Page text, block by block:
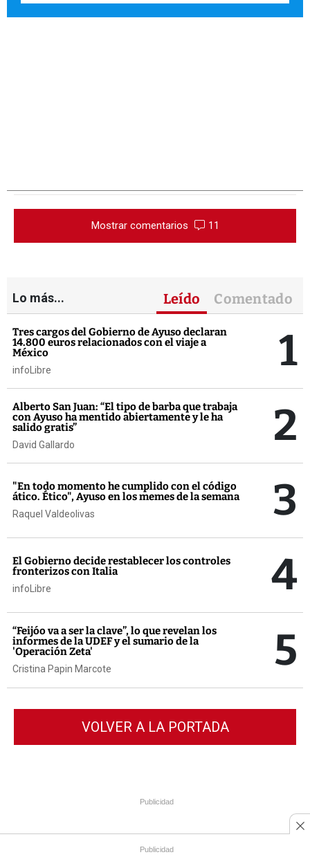
Mostrar comentarios 11
Lo más... Leído Comentado
Tres cargos del Gobierno de Ayuso declaran
14.800 euros relacionados con el viaje a
México
infoLibre 1
Alberto San Juan: “El tipo de barba que trabaja
con Ayuso ha mentido abiertamente y le ha
salido gratis”
David Gallardo 2
"En todo momento he cumplido con el código
ático. Ético", Ayuso en los memes de la semana
Raquel Valdeolivas 3
El Gobierno decide restablecer los controles
fronterizos con Italia
infoLibre 4
“Feijóo va a ser la clave”, lo que revelan los
informes de la UDEF y el sumario de la
'Operación Zeta'
Cristina Papin Marcote 5
VOLVER A LA PORTADA
Publicidad
Publicidad